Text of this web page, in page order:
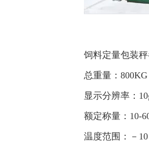
饲料定量包装
总重量：800KG
显示分辨率：
额定称量：10-
温度范围：－